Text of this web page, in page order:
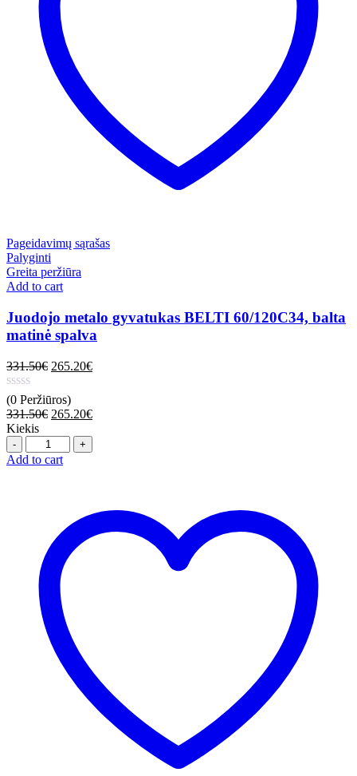
Pageidavimų sąrašas
Palyginti
Greita peržiūra
Add to cart
Juodojo metalo gyvatukas BELTI 60/120C34, balta
matinė spalva
331.50€ 265.20€
(0 Peržiūros)
331.50€ 265.20€
Kiekis
Quantity
Add to cart